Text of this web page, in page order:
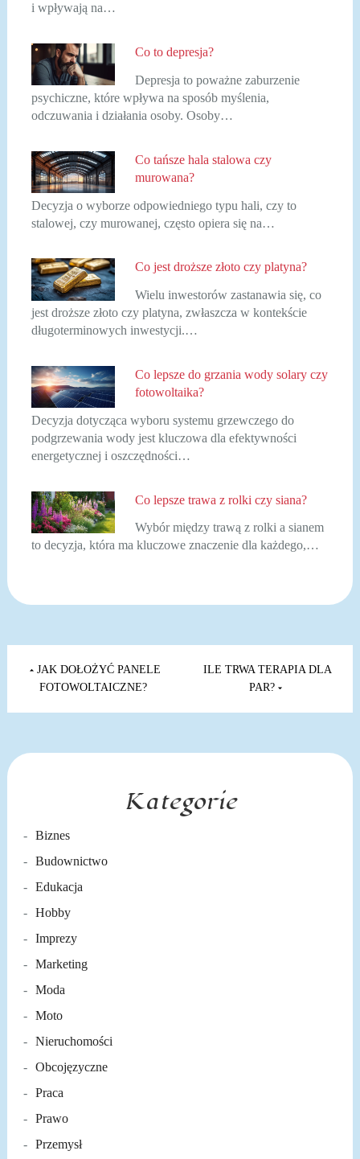
i wpływają na…
Co to depresja?
Depresja to poważne zaburzenie
psychiczne, które wpływa na sposób myślenia,
odczuwania i działania osoby. Osoby…
Co tańsze hala stalowa czy
murowana?
Decyzja o wyborze odpowiedniego typu hali, czy to
stalowej, czy murowanej, często opiera się na…
Co jest droższe złoto czy platyna?
Wielu inwestorów zastanawia się, co
jest droższe złoto czy platyna, zwłaszcza w kontekście
długoterminowych inwestycji.…
Co lepsze do grzania wody solary czy
fotowoltaika?
Decyzja dotycząca wyboru systemu grzewczego do
podgrzewania wody jest kluczowa dla efektywności
energetycznej i oszczędności…
Co lepsze trawa z rolki czy siana?
Wybór między trawą z rolki a sianem
to decyzja, która ma kluczowe znaczenie dla każdego,…
Nawigacja
wpisu
JAK DOŁOŻYĆ PANELE
FOTOWOLTAICZNE?
ILE TRWA TERAPIA DLA
PAR?
Kategorie
Biznes
Budownictwo
Edukacja
Hobby
Imprezy
Marketing
Moda
Moto
Nieruchomości
Obcojęzyczne
Praca
Prawo
Przemysł